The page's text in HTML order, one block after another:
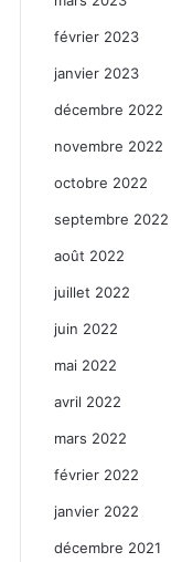
février 2023
janvier 2023
décembre 2022
novembre 2022
octobre 2022
septembre 2022
août 2022
juillet 2022
juin 2022
mai 2022
avril 2022
mars 2022
février 2022
janvier 2022
décembre 2021